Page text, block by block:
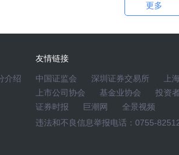
网内容者，本网保留追究法律责任的权利。
更多
介绍
友情链接
中国证监会 深圳证券交易所 上
上市公司协会
基金业协会 投资
证券时报
巨潮网
全景视频
违法和不良信息举报电话：0755-